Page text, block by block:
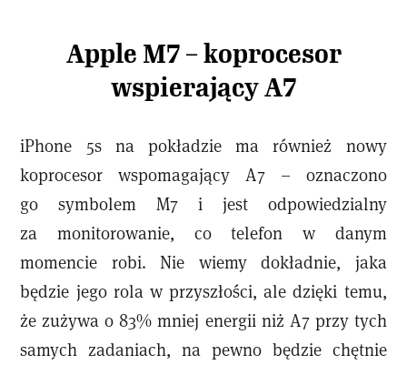
Apple M7 – koprocesor
wspierający A7
iPhone 5s na pokładzie ma również nowy
koprocesor wspomagający A7 – oznaczono
go symbolem M7 i jest odpowiedzialny
za monitorowanie, co telefon w danym
momencie robi. Nie wiemy dokładnie, jaka
będzie jego rola w przyszłości, ale dzięki temu,
że zużywa o 83% mniej energii niż A7 przy tych
samych zadaniach, na pewno będzie chętnie